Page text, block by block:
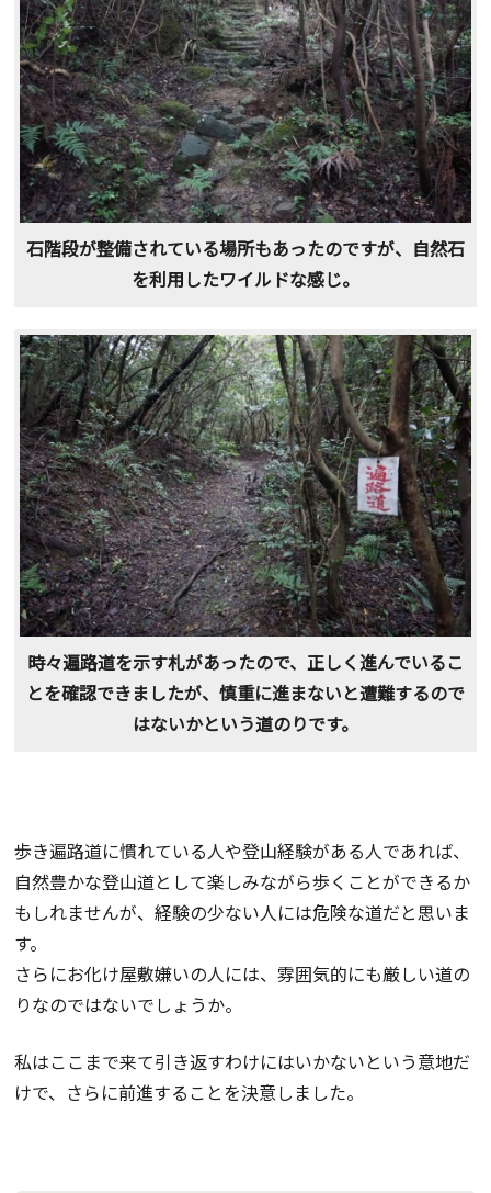
石階段が整備されている場所もあったのですが、自然石
を利用したワイルドな感じ。
時々遍路道を示す札があったので、正しく進んでいるこ
とを確認できましたが、慎重に進まないと遭難するので
はないかという道のりです。
歩き遍路道に慣れている人や登山経験がある人であれば、
自然豊かな登山道として楽しみながら歩くことができるか
もしれませんが、経験の少ない人には危険な道だと思いま
す。
さらにお化け屋敷嫌いの人には、雰囲気的にも厳しい道の
りなのではないでしょうか。
私はここまで来て引き返すわけにはいかないという意地だ
けで、さらに前進することを決意しました。